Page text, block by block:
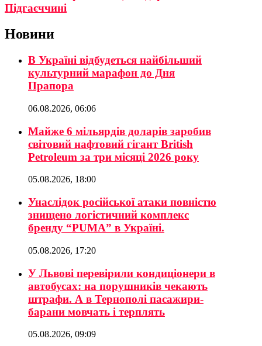
Підгаєччині
Новини
В Україні відбудеться найбільший
культурний марафон до Дня
Прапора
06.08.2026, 06:06
Майже 6 мільярдів доларів заробив
світовий нафтовий гігант British
Petroleum за три місяці 2026 року
05.08.2026, 18:00
Унаслідок російської атаки повністю
знищено логістичний комплекс
бренду “PUMA” в Україні.
05.08.2026, 17:20
У Львові перевірили кондиціонери в
автобусах: на порушників чекають
штрафи. А в Тернополі пасажири-
барани мовчать і терплять
05.08.2026, 09:09